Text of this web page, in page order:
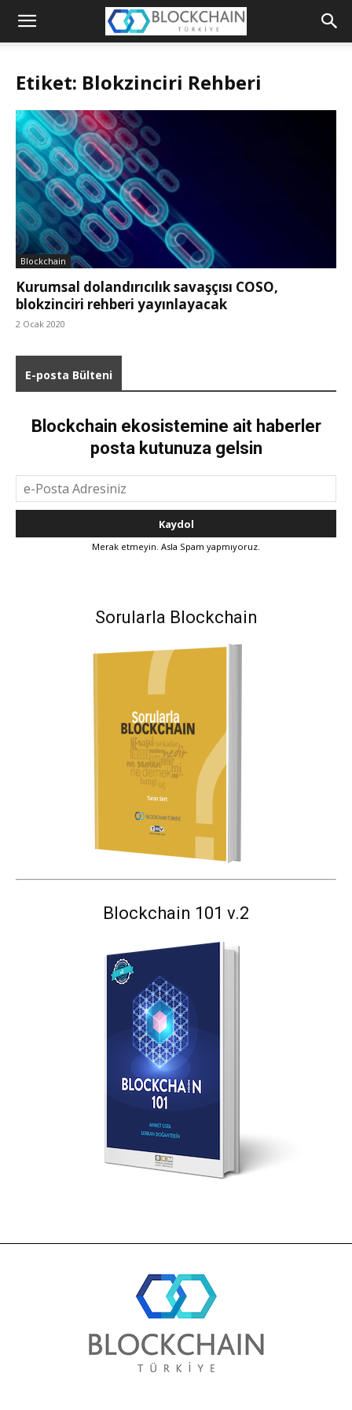
Blockchain
Etiket: Blokzinciri Rehberi
Blockchain
Kurumsal dolandırıcılık savaşçısı COSO,
blokzinciri rehberi yayınlayacak
2 Ocak 2020
E-posta Bülteni
Blockchain ekosistemine ait haberler
posta kutunuza gelsin
Merak etmeyin. Asla Spam yapmıyoruz.
Sorularla Blockchain
Blockchain 101 v.2